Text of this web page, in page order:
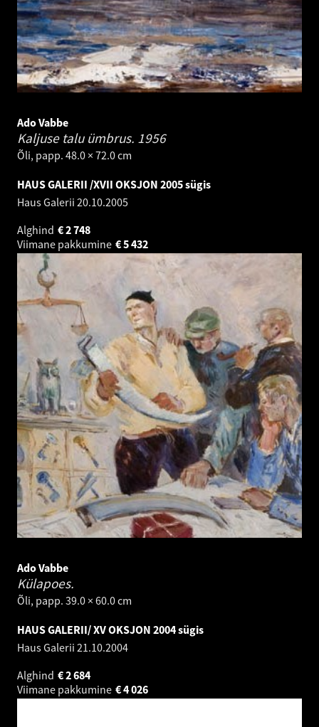
Ado Vabbe
Kaljuse talu ümbrus. 1956
Õli, papp. 48.0 × 72.0 cm
HAUS GALERII /XVII OKSJON 2005 sügis
Haus Galerii 20.10.2005
Alghind
2 748
€
Viimane pakkumine
5 432
€
Ado Vabbe
Külapoes.
Õli, papp. 39.0 × 60.0 cm
HAUS GALERII/ XV OKSJON 2004 sügis
Haus Galerii 21.10.2004
Alghind
2 684
€
Viimane pakkumine
4 026
€